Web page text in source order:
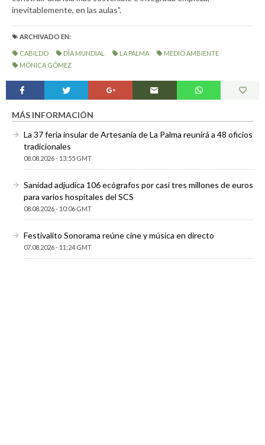
inevitablemente, en las aulas”.
ARCHIVADO EN:
CABILDO DÍA MUNDIAL LA PALMA
MEDIO AMBIENTE
MÓNICA GÓMEZ
MÁS INFORMACIÓN
La 37 feria insular de Artesanía de La Palma reunirá a 48 oficios
tradicionales
08.08.2026 - 13:55 GMT
Sanidad adjudica 106 ecógrafos por casi tres millones de euros
para varios hospitales del SCS
08.08.2026 - 10:06 GMT
Festivalito Sonorama reúne cine y música en directo
07.08.2026 - 11:24 GMT